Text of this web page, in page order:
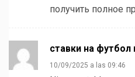
получить полное
ставки на
10/09/2025 a las 09:46